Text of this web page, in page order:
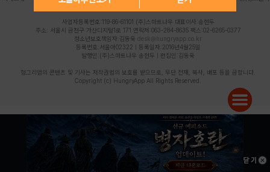
사업자등록번호:119-86-61101 (주)스마트나우 대표이사:송현두
주소: 서울시 금천구 가산디지털1로 171 연락처:063-284-8635 팩스:02-6265-0377
청소년보호책임자:김동욱 desk@hungryapp.co.kr
등록번호:서울아02322 | 등록일자:2016년4월25일
발행인:(주)스마트나우 송현두 | 편집인:김동욱
헝그리앱의 콘텐츠 및 기사는 저작권법의 보호를 받으므로, 무단 전재, 복사, 배포 등을 금합니다.
Copyright (c) HungryApp All Rights Reserved.